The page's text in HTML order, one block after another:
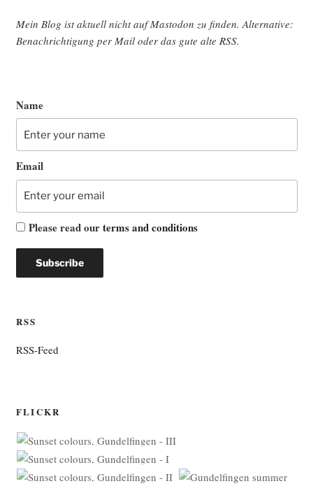
Mein Blog ist aktu­ell nicht auf Mast­o­don zu fin­den. Alter­na­ti­ve:
Benach­rich­ti­gung per Mail oder das gute alte RSS.
Name
Email
Please read ourterms and conditions
RSS
RSS-Feed
FLICKR